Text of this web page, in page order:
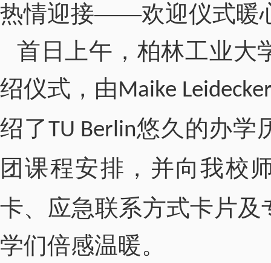
热情迎接——欢迎仪式暖
首日上午，柏林工业大
绍仪式，由Maike
绍了TU Berlin悠久的办学
团课程安排，并向我校
卡、应急联系方式卡片
学们倍感温暖。